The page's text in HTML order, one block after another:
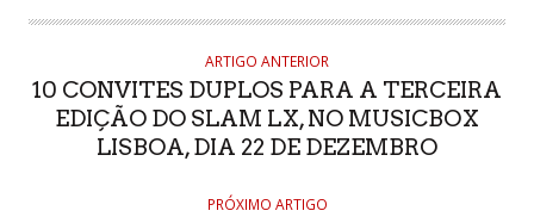
ARTIGO ANTERIOR
10 CONVITES DUPLOS PARA A TERCEIRA
EDIÇÃO DO SLAM LX, NO MUSICBOX
LISBOA, DIA 22 DE DEZEMBRO
PRÓXIMO ARTIGO